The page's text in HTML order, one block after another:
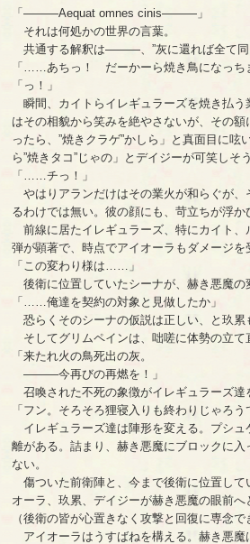
「―――Aequat omnes cinis―――」
それは何処かの世界の言葉。
共通する解釈は―――、”灰に還れば全て同
「……あちっ！ だーかーら焼き鳥になっち
「っ！」
瞬間、カイトらイレギュラーズを焼き払う
はその相貌から笑みを絶やさないが、その
ったら、”焼きクラゲ”かしら」と真面目に呟
ら”焼きタコ”じゃの」とデイジーが可笑しそ
「……チっ！」
やはりアランだけはその業火が和らぐが、
るわけでは無い。彼の顔にも、苛立ちが浮か
前線に居たイレギュラーズ、特にカイト、
弾が顕著で、時点でアイオーラもダメージを
「この変わり様は……」
後衛に位置していたシーナが、赫き悪魔の
「……俺達を契約の対象と見做したか」
恐らくそのシーナの仮説は正しい、と玖累
そしてグリムペインは、咄嗟に体勢の立て
「来たれ火の鳥死出の灰。
―――今再びの再燃を！」
召喚された不死の象徴がイレギュラーズ達
「フン。そろそろ狸寝入りも終わりじゃろう
イレギュラーズ達は陣形を変える。プシュ
離がある。詰まり、赫き悪魔にブロックに
ない。
傷ついた前衛陣と、今まで後衛に位置して
オーラ、玖累、デイジーが赫き悪魔の眼前へ
（後衛の皆が心置きなく攻撃と回復に専念
アイオーラはうすばねを構える。赫き悪魔